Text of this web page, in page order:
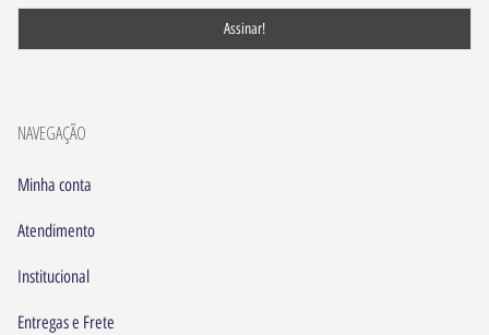
NAVEGAÇÃO
Minha conta
Atendimento
Institucional
Entregas e Frete